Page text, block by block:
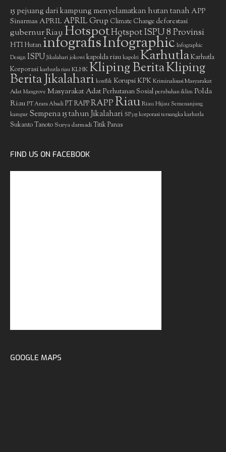
15 pejuang dari kampung menyelamatkan hutan tanah APP
Sinarmas APRIL APRIL Grup Climate Change deforestasi
gubernur RiauHotspotHotspot ISPU 8 Provinsi
HTIHutan infografisInfographic Infographic
Design ISPU Jikalahari jokowi kapolda riau kapolri KarhutlaKarhutla
Korporasikarhutla riauKLHKKliping BeritaKliping
Berita Jikalahari konflik Korupsi KPKKriminalisasi Masyarakat
Adat Mangrove Masyarakat AdatPerhutanan Sosial perubahan iklim Polda
Riau PT Arara Abadi PT RAPPRAPPRiauRiau Hijau Semenanjung
kampar Sempena 15 tahun Jikalahari SP3 15 korporasi tersangka karhutla
Sukanto Tanoto Surya darmadiTitik Panas
FIND US ON FACEBOOK
GOOGLE MAPS